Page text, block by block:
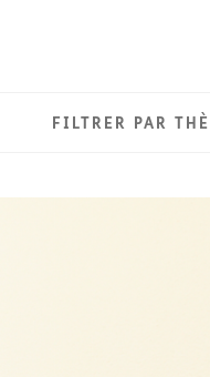
FILTRER PAR